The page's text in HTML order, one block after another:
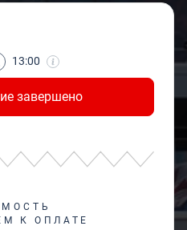
завершено
13:00
К ОПЛАТЕ